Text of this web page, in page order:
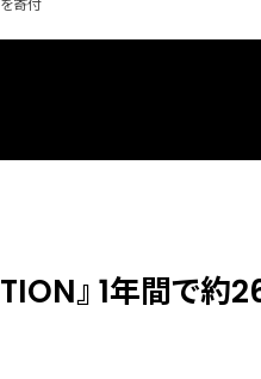
寄付
』 1年間で約